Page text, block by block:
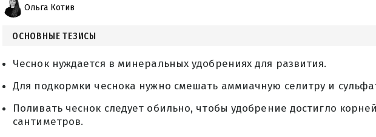
Ольга Котив
ОСНОВНЫЕ ТЕЗИСЫ
Чеснок нуждается в минеральных удобрениях для развития.
Для подкормки чеснока нужно смешать аммиачную селитру и
Поливать чеснок следует обильно, чтобы удобрение достигло
сантиметров.